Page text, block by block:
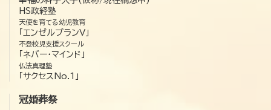
HS政経塾
天使を育てる幼児教育
「エンゼルプランV」
不登校児支援スクール
「ネバー・マインド」
仏法真理塾
「サクセスNo.1」
冠婚葬祭